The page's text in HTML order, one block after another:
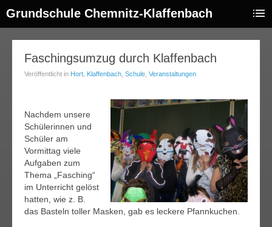
Grundschule Chemnitz-Klaffenbach
Faschingsumzug durch Klaffenbach
Veröffentlicht in Hort Klaffenbach Schule Veranstaltungen
Nachdem unsere
Schülerinnen und
Schüler am
Vormittag viele
Aufgaben zum
Thema „Fasching“
im Unterricht gelöst
hatten, wie z. B.
das Basteln toller Masken, gab es leckere Pfannkuchen.